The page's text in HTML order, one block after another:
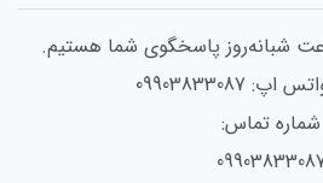
هفته ، 24 ساعت شبانه‌روز پاسخگوی شما هستیم.
09903833087
شماره تماس: